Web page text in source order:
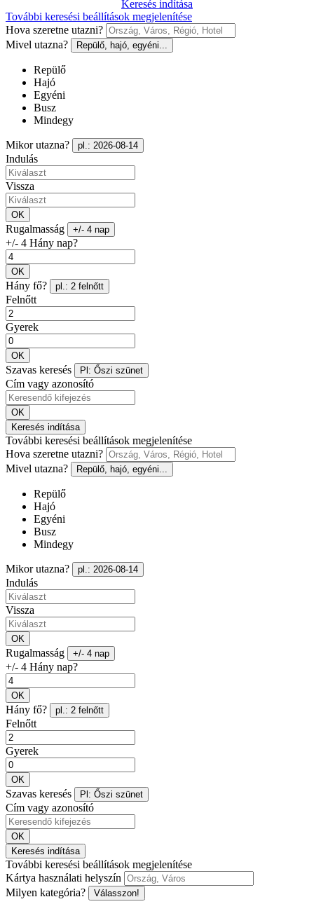
Keresés indítása
További keresési beállítások megjelenítése
Hova szeretne utazni?
Mivel utazna?
Repülő, hajó, egyéni...
Repülő
Hajó
Egyéni
Busz
Mindegy
Mikor utazna? pl.: 2026-08-14
Indulás
Vissza
OK
Rugalmasság +/- 4 nap
+/- 4 Hány nap?
OK
Hány fő? pl.: 2 felnőtt
Felnőtt
Gyerek
OK
Szavas keresés Pl: Őszi szünet
Cím vagy azonosító
OK
Keresés indítása
További keresési beállítások megjelenítése
Hova szeretne utazni?
Mivel utazna?
Repülő, hajó, egyéni...
Repülő
Hajó
Egyéni
Busz
Mindegy
Mikor utazna? pl.: 2026-08-14
Indulás
Vissza
OK
Rugalmasság +/- 4 nap
+/- 4 Hány nap?
OK
Hány fő? pl.: 2 felnőtt
Felnőtt
Gyerek
OK
Szavas keresés Pl: Őszi szünet
Cím vagy azonosító
OK
Keresés indítása
További keresési beállítások megjelenítése
Kártya használati helyszín
Milyen kategória?
Válasszon!